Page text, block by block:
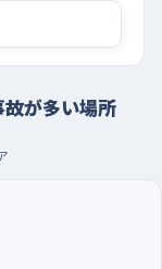
は無理に右折で
ほうが気持ちが
店が並んでいて
より、慣れてか
が多い場所